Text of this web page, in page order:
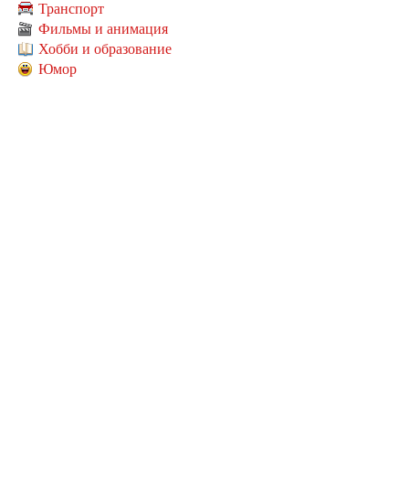
Транспорт
Фильмы и анимация
Хобби и образование
Юмор